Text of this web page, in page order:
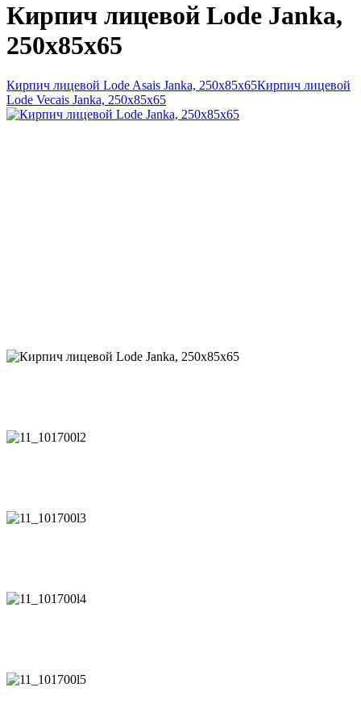
Кирпич лицевой Lode Janka,
250x85x65
Кирпич лицевой Lode Asais Janka, 250x85x65Кирпич лицевой
Lode Vecais Janka, 250x85x65